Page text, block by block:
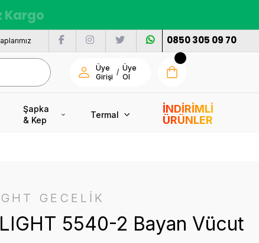
Kargo
0850 305 09 70
Üye
Girişi
/ Üye
Ol
Şapka
& Kep
Termal
İNDİRİMLİ
ÜRÜNLER
GECELİK
5540-2 Bayan Vücut